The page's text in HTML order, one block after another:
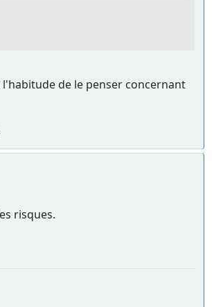
l'habitude de le penser concernant
risques.